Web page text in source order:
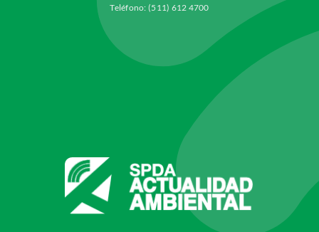
Teléfono: (511) 612 4700